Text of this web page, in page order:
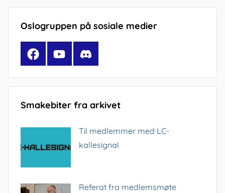
Oslogruppen på sosiale medier
FacebookYouTubeDiscord
Smakebiter fra arkivet
Til medlemmer med LC-
kallesignal
Referat fra medlemsmøte